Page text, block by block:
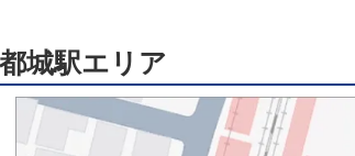
城駅エリア